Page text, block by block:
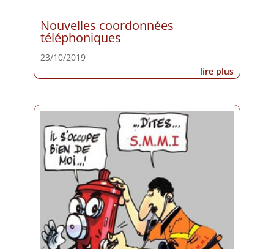
Nouvelles coordonnées
téléphoniques
23/10/2019
lire plus